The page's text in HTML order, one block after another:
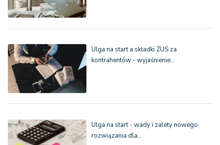
Ulga na start a składki ZUS za
kontrahentów - wyjaśnienie…
Ulga na start - wady i zalety nowego
rozwiązania dla…